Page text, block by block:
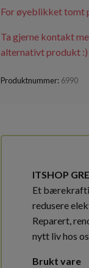
For øyeblikket tomt
Ta gjerne kontakt
alternativt produkt :)
Produktnummer: 6990
ITSHOP
Et
redusere
Reparert,
nytt liv hos
Brukt vare